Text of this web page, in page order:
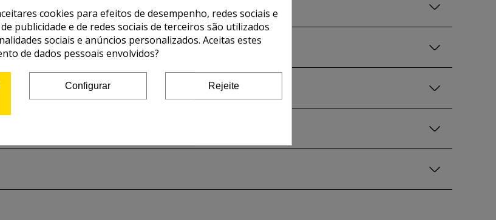
cookies para efeitos de desempenho, redes sociais e
publicidade e de redes sociais de terceiros são utilizados
sociais e anúncios personalizados. Aceitas estes
de dados pessoais envolvidos?
Configurar Rejeite